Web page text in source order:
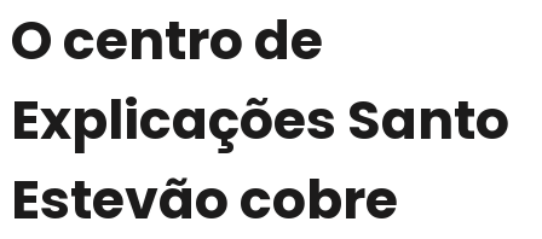
O centro de
Explicações Santo
Estevão cobre